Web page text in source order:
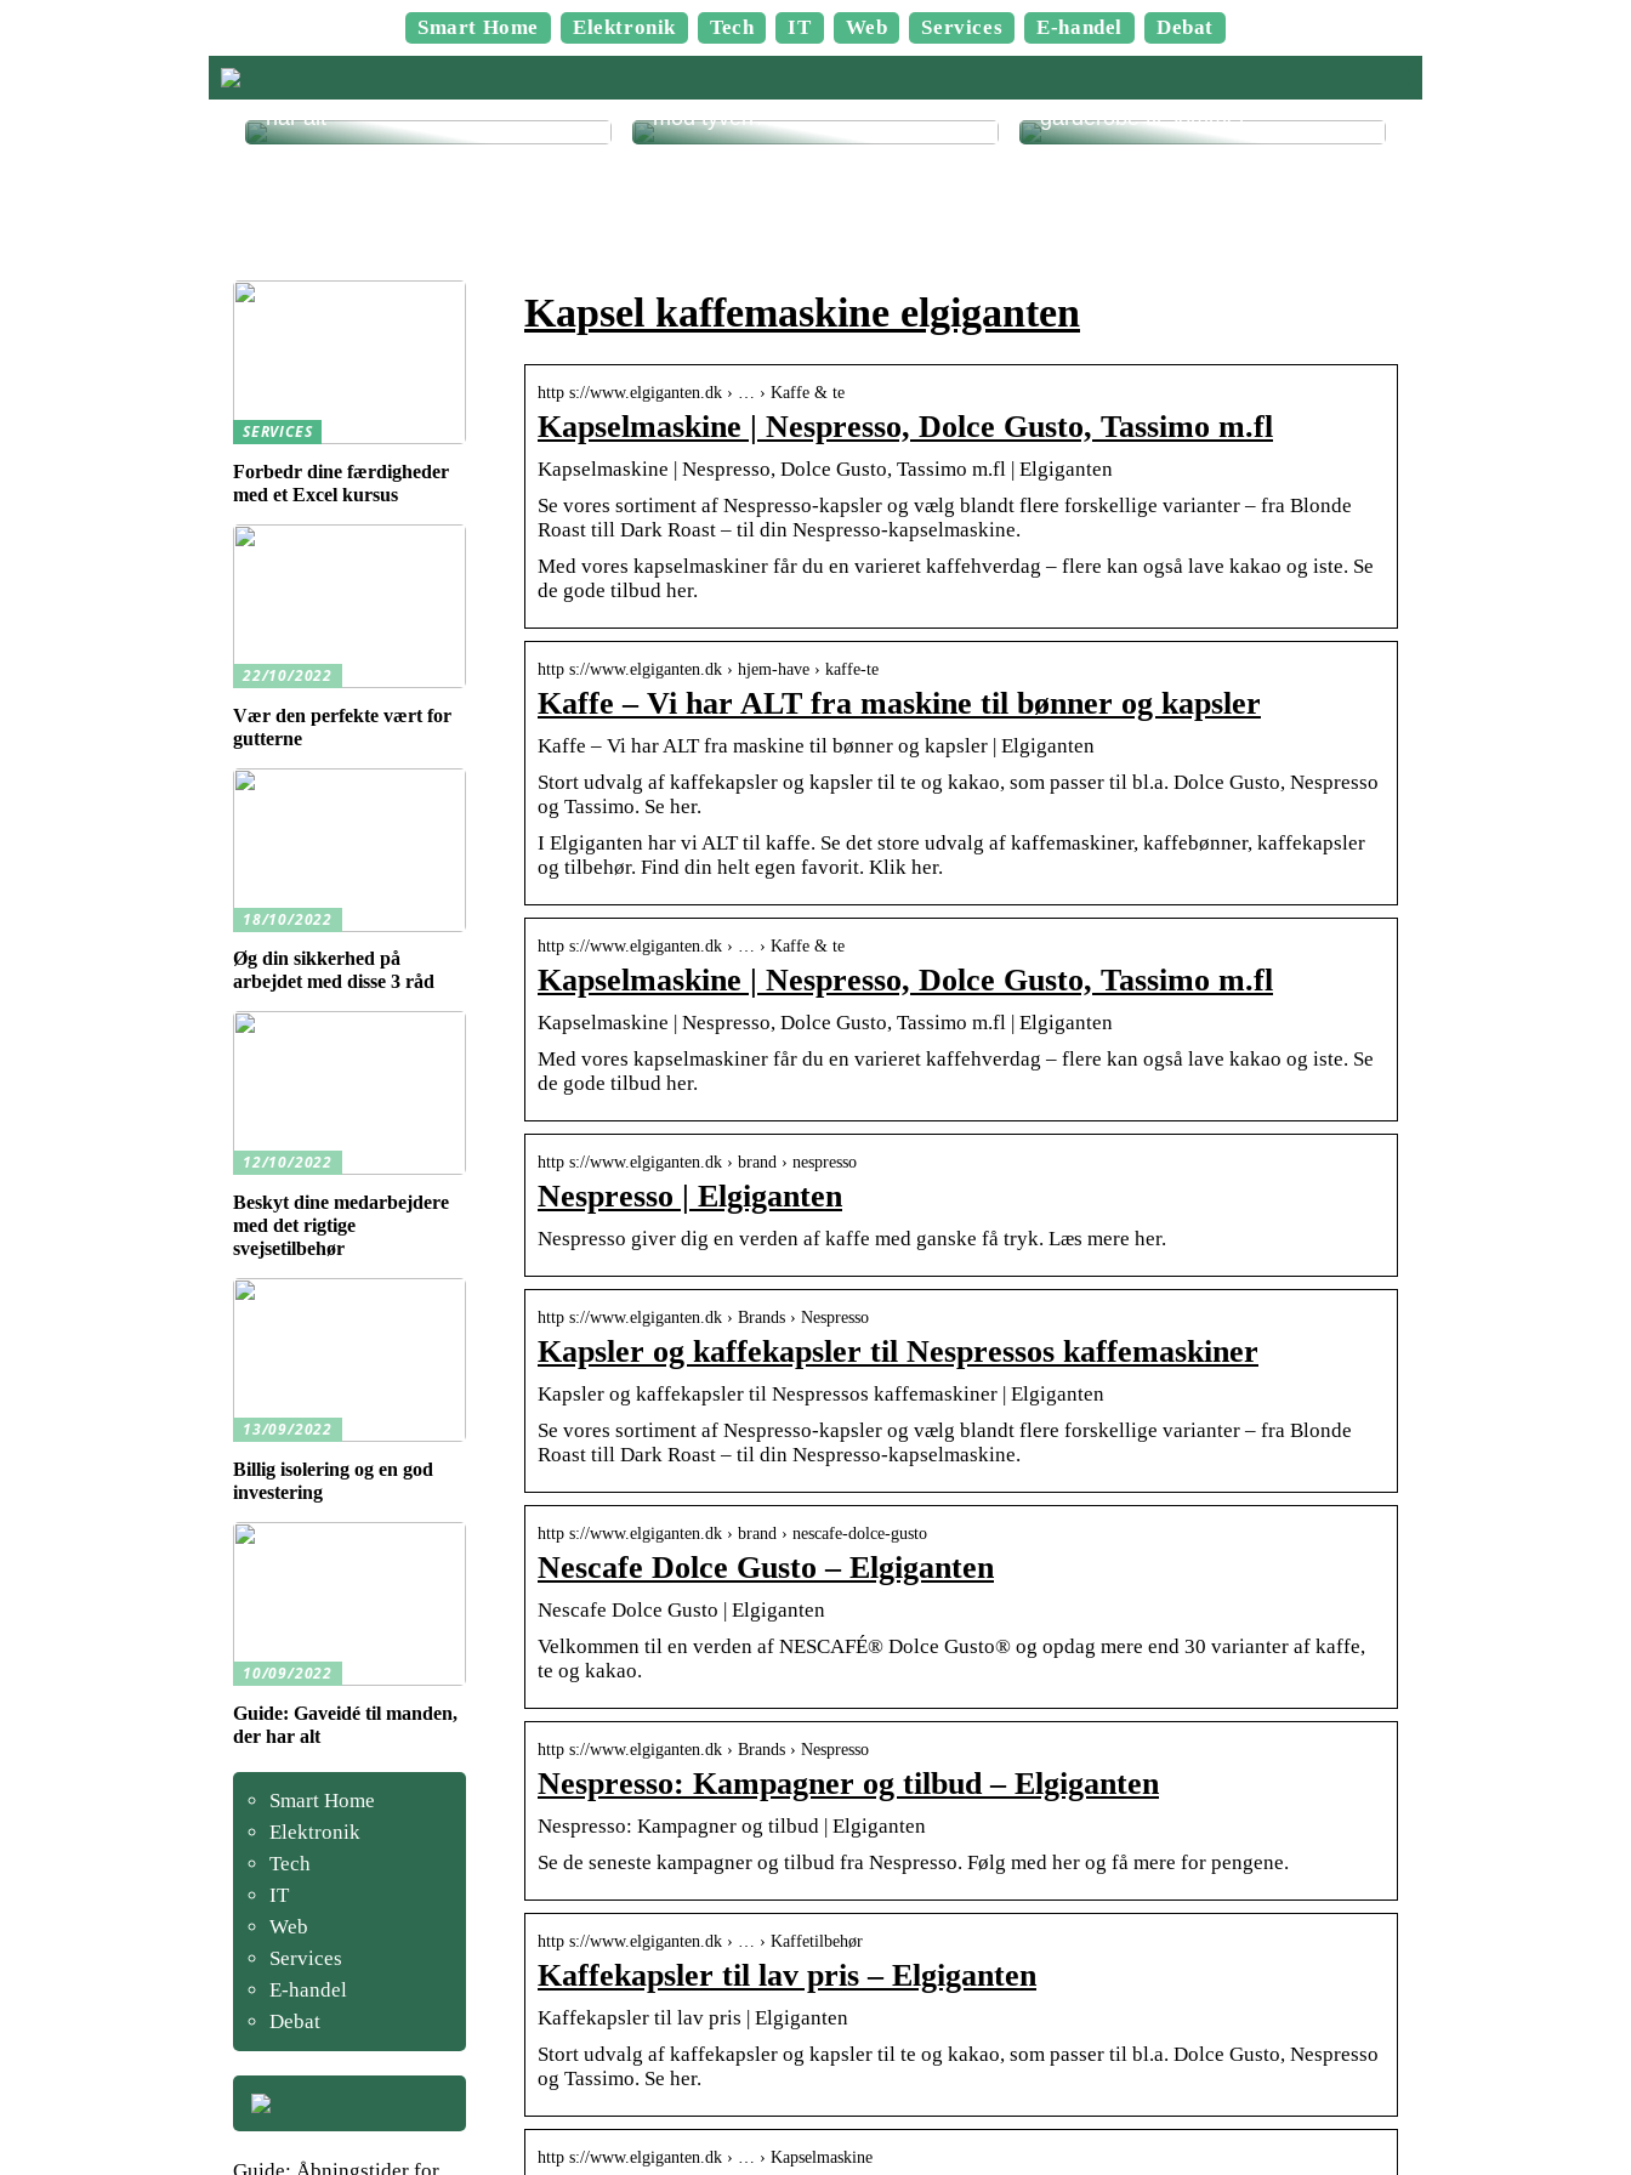
Smart Home Elektronik Tech IT Web Services E-handel Debat
Guide: Gaveidé til manden, der
har alt
Kan man sikre byggepladsen
mod tyveri?
Det har du brug for i din
garderobe til sommer
Kapsel kaffemaskine elgiganten
http s://www.elgiganten.dk › … › Kaffe & te
Kapselmaskine | Nespresso, Dolce Gusto, Tassimo m.fl
Kapselmaskine | Nespresso, Dolce Gusto, Tassimo m.fl | Elgiganten
Se vores sortiment af Nespresso-kapsler og vælg blandt flere forskellige varianter – fra Blonde
Roast till Dark Roast – til din Nespresso-kapselmaskine.
Med vores kapselmaskiner får du en varieret kaffehverdag – flere kan også lave kakao og iste. Se
de gode tilbud her.
http s://www.elgiganten.dk › hjem-have › kaffe-te
Kaffe – Vi har ALT fra maskine til bønner og kapsler
Kaffe – Vi har ALT fra maskine til bønner og kapsler | Elgiganten
Stort udvalg af kaffekapsler og kapsler til te og kakao, som passer til bl.a. Dolce Gusto, Nespresso
og Tassimo. Se her.
I Elgiganten har vi ALT til kaffe. Se det store udvalg af kaffemaskiner, kaffebønner, kaffekapsler
og tilbehør. Find din helt egen favorit. Klik her.
http s://www.elgiganten.dk › … › Kaffe & te
Kapselmaskine | Nespresso, Dolce Gusto, Tassimo m.fl
Kapselmaskine | Nespresso, Dolce Gusto, Tassimo m.fl | Elgiganten
Med vores kapselmaskiner får du en varieret kaffehverdag – flere kan også lave kakao og iste. Se
de gode tilbud her.
http s://www.elgiganten.dk › brand › nespresso
Nespresso | Elgiganten
Nespresso giver dig en verden af kaffe med ganske få tryk. Læs mere her.
http s://www.elgiganten.dk › Brands › Nespresso
Kapsler og kaffekapsler til Nespressos kaffemaskiner
Kapsler og kaffekapsler til Nespressos kaffemaskiner | Elgiganten
Se vores sortiment af Nespresso-kapsler og vælg blandt flere forskellige varianter – fra Blonde
Roast till Dark Roast – til din Nespresso-kapselmaskine.
http s://www.elgiganten.dk › brand › nescafe-dolce-gusto
Nescafe Dolce Gusto – Elgiganten
Nescafe Dolce Gusto | Elgiganten
Velkommen til en verden af NESCAFÉ® Dolce Gusto® og opdag mere end 30 varianter af kaffe,
te og kakao.
http s://www.elgiganten.dk › Brands › Nespresso
Nespresso: Kampagner og tilbud – Elgiganten
Nespresso: Kampagner og tilbud | Elgiganten
Se de seneste kampagner og tilbud fra Nespresso. Følg med her og få mere for pengene.
http s://www.elgiganten.dk › … › Kaffetilbehør
Kaffekapsler til lav pris – Elgiganten
Kaffekapsler til lav pris | Elgiganten
Stort udvalg af kaffekapsler og kapsler til te og kakao, som passer til bl.a. Dolce Gusto, Nespresso
og Tassimo. Se her.
http s://www.elgiganten.dk › … › Kapselmaskine
SERVICES
Forbedr dine færdigheder
med et Excel kursus
22/10/2022
Vær den perfekte vært for
gutterne
18/10/2022
Øg din sikkerhed på
arbejdet med disse 3 råd
12/10/2022
Beskyt dine medarbejdere
med det rigtige
svejsetilbehør
13/09/2022
Billig isolering og en god
investering
10/09/2022
Guide: Gaveidé til manden,
der har alt
Smart Home
Elektronik
Tech
IT
Web
Services
E-handel
Debat
Guide: Åbningstider for